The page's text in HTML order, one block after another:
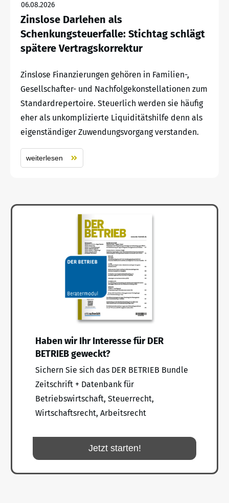
06.08.2026
Zinslose Darlehen als
Schenkungsteuerfalle: Stichtag schlägt
spätere Vertragskorrektur
Zinslose Finanzierungen gehören in Familien-,
Gesellschafter- und Nachfolgekonstellationen zum
Standardrepertoire. Steuerlich werden sie häufig
eher als unkomplizierte Liquiditätshilfe denn als
eigenständiger Zuwendungsvorgang verstanden.
weiterlesen
Haben wir Ihr Interesse für DER
BETRIEB geweckt?
Sichern Sie sich das DER BETRIEB Bundle
Zeitschrift + Datenbank für
Betriebswirtschaft, Steuerrecht,
Wirtschaftsrecht, Arbeitsrecht
Jetzt starten!